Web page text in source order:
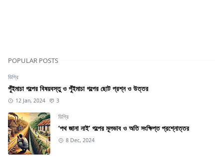
POPULAR POSTS
ডিগ্রি
পুঁইমাচা গল্পের বিষয়বস্তু ও পুঁইমাচা গল্পের ছোট প্রশ্ন ও উত্তর
12 Jan, 2024 3
ডিগ্রি
‘পথ জানা নাই’ গল্পের মূলভাব ও অতি সংক্ষিপ্ত প্রশ্নোত্তর
8 Dec, 2024